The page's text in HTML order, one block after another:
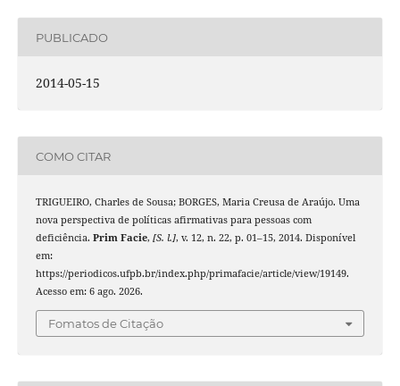
PUBLICADO
2014-05-15
COMO CITAR
TRIGUEIRO, Charles de Sousa; BORGES, Maria Creusa de Araújo. Uma
nova perspectiva de políticas afirmativas para pessoas com
deficiência. Prim Facie, [S. l.], v. 12, n. 22, p. 01–15, 2014. Disponível
em:
https://periodicos.ufpb.br/index.php/primafacie/article/view/19149.
Acesso em: 6 ago. 2026.
Fomatos de Citação